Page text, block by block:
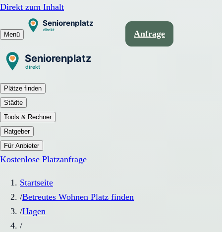
Direkt zum Inhalt
Menü Anfrage
Plätze finden
Städte
Tools & Rechner
Ratgeber
Für Anbieter
Kostenlose Platzanfrage
Startseite
/Betreutes Wohnen Platz finden
/Hagen
/